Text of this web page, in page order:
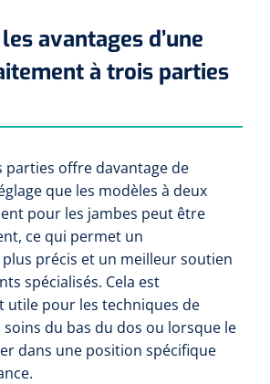
avec interface transparente
couche adhésive
avantages d’une
à trois parties
parties offre davantage de
que les modèles à deux
pour les jambes peut être
ce qui permet un
précis et un meilleur soutien
spécialisés. Cela est
utile pour les techniques de
du bas du dos ou lorsque le
dans une position spécifique